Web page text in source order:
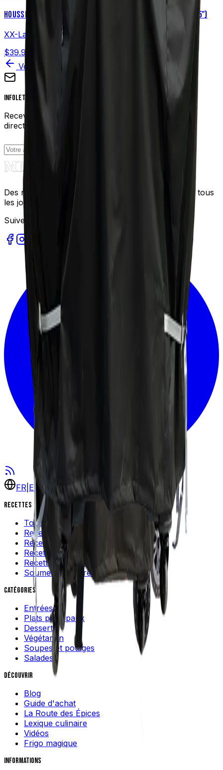
HOUSSE DE GRIL À GRANULES UNIVERSELLE – XX-GRAND (66"-75")
XX-Large (66"-75")
$39.99
Voir tous les produits
Infolettre
Recevez nos meilleures recettes et conseils cuisine
directement dans votre boîte courriel.
Des recettes gourmandes et faciles à réaliser pour tous
les jours.
Suivez-nous
FR EN
Recettes
Toutes les recettes
Recettes populaires
Recettes rapides
Recettes faciles
Recettes québécoises
Soumettre une recette
Catégories
Entrées
Plats principaux
Desserts
Végétarien
Soupes et potages
Salades
Découvrir
Blog
Guide d'achat
La Route des Épices
Lexique culinaire
Vidéos
Frigo magique
Informations